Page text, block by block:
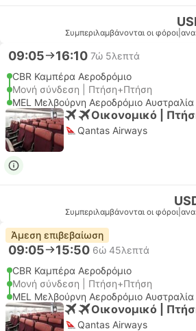
Συμπεριλαμβάνονται οι φόροι ανα
09:05 16:10 7ώ 5λεπτά
CBR Καμπέρα Αεροδρόμιο
Μονή σύνδεση | Πτήση+Πτήση
MEL Μελβούρνη Αεροδρόμιο Αυστραλία
Οικονομικό |
Qantas Airways
Συμπεριλαμβάνονται οι φόροι ανα
Άμεση επιβεβαίωση
09:05 15:50 6ώ 45λεπτά
CBR Καμπέρα Αεροδρόμιο
Μονή σύνδεση | Πτήση+Πτήση
MEL Μελβούρνη Αεροδρόμιο Αυστραλία
Οικονομικό |
Qantas Airways